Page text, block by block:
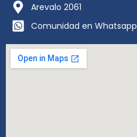
Arevalo 2061
Comunidad en Whatsapp